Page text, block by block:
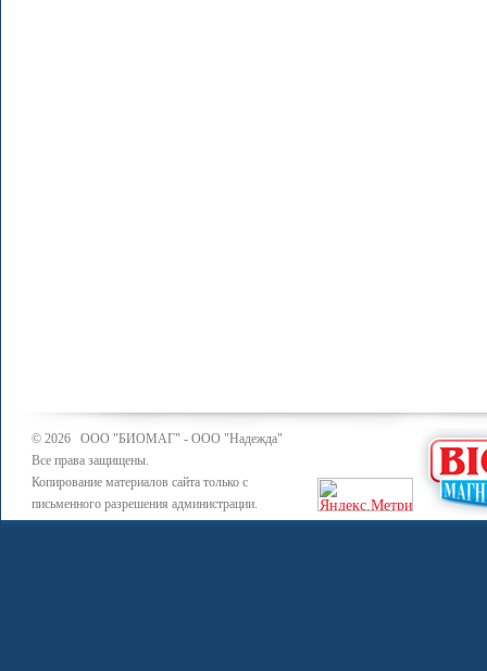
© 2026 ООО "БИОМАГ" - ООО "Надежда"
Все права защищены.
Копирование материалов сайта только с
письменного разрешения администрации.